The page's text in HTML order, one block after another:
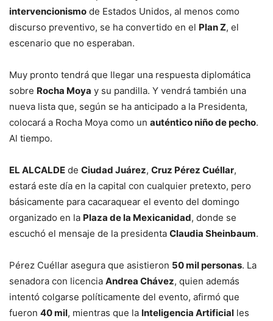
intervencionismo de Estados Unidos, al menos como
discurso preventivo, se ha convertido en el Plan Z, el
escenario que no esperaban.
Muy pronto tendrá que llegar una respuesta diplomática
sobre Rocha Moya y su pandilla. Y vendrá también una
nueva lista que, según se ha anticipado a la Presidenta,
colocará a Rocha Moya como un auténtico niño de pecho.
Al tiempo.
EL ALCALDE de Ciudad Juárez, Cruz Pérez Cuéllar,
estará este día en la capital con cualquier pretexto, pero
básicamente para cacaraquear el evento del domingo
organizado en la Plaza de la Mexicanidad, donde se
escuchó el mensaje de la presidenta Claudia Sheinbaum.
Pérez Cuéllar asegura que asistieron 50 mil personas. La
senadora con licencia Andrea Chávez, quien además
intentó colgarse políticamente del evento, afirmó que
fueron 40 mil, mientras que la Inteligencia Artificial les